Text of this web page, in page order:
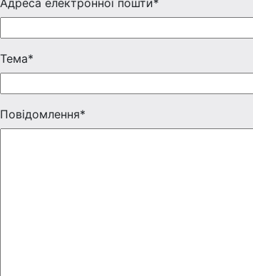
Адреса електронної пошти*
Тема*
Повідомлення*